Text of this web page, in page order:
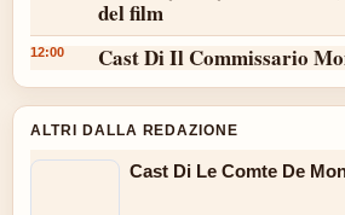
del film
12:00 Cast Di Il Commissario
ALTRI DALLA REDAZIONE
Cast Di Le Comte De